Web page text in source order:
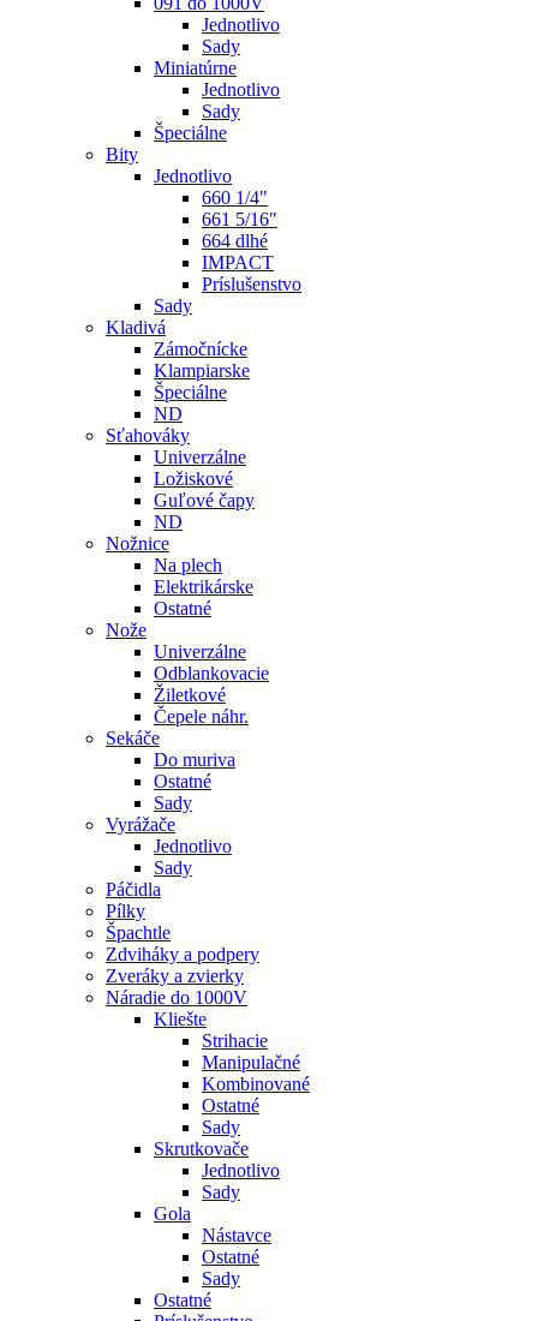
Jednotlivo
Sady
Miniatúrne
Jednotlivo
Sady
Špeciálne
Bity
Jednotlivo
660 1/4"
661 5/16"
664 dlhé
IMPACT
Príslušenstvo
Sady
Kladivá
Zámočnícke
Klampiarske
Špeciálne
ND
Sťahováky
Univerzálne
Ložiskové
Guľové čapy
ND
Nožnice
Na plech
Elektrikárske
Ostatné
Nože
Univerzálne
Odblankovacie
Žiletkové
Čepele náhr.
Sekáče
Do muriva
Ostatné
Sady
Vyrážače
Jednotlivo
Sady
Páčidla
Pílky
Špachtle
Zdviháky a podpery
Zveráky a zvierky
Náradie do 1000V
Kliešte
Strihacie
Manipulačné
Kombinované
Ostatné
Sady
Skrutkovače
Jednotlivo
Sady
Gola
Nástavce
Ostatné
Sady
Ostatné